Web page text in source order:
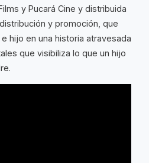
y Pucará Cine y distribuida
y promoción, que
hijo en una historia atravesada
que visibiliza lo que un hijo